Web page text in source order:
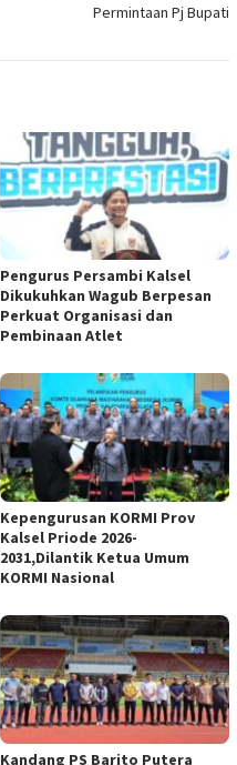
Permintaan Pj Bupati
Pengurus Persambi Kalsel
Dikukuhkan Wagub Berpesan
Perkuat Organisasi dan
Pembinaan Atlet
Kepengurusan KORMI Prov
Kalsel Priode 2026-
2031,Dilantik Ketua Umum
KORMI Nasional
Kandang PS Barito Putera